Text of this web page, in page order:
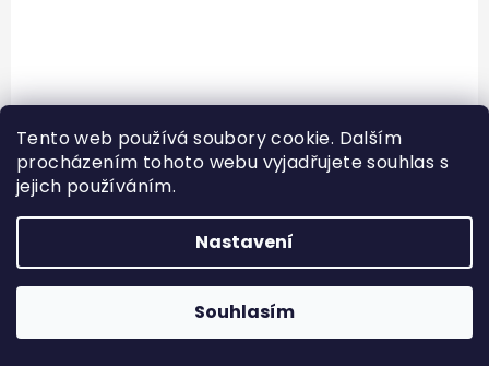
Tento web používá soubory cookie. Dalším
procházením tohoto webu vyjadřujete souhlas s
jejich používáním.
Nastavení
Souhlasím